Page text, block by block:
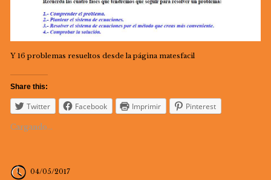
Y 16 problemas resueltos desde la página matesfacil
Share this:
Twitter Facebook Imprimir Pinterest
Cargando...
04/05/2017